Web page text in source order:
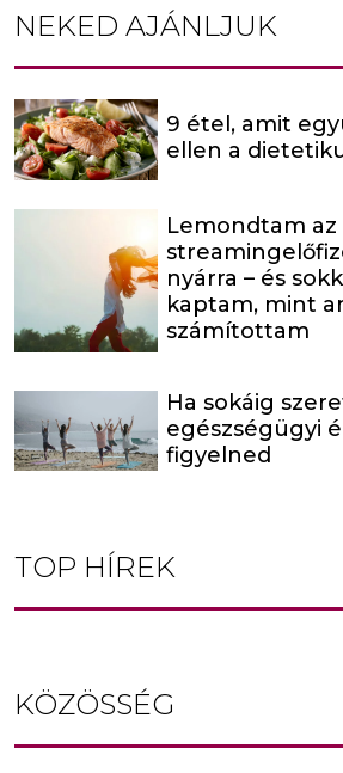
NEKED AJÁNLJUK
9 étel, amit
ellen a
Lemondtam az
nyárra – és
kaptam, mint
számítottam
Ha sokáig
egészségügyi
figyelned
TOP HÍREK
KÖZÖSSÉG